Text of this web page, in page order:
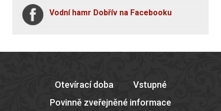
Vodní hamr Dobřív na Facebooku
Otevírací doba
Vstupné
Povinně zveřejněné informace